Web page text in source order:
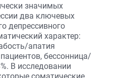
значимых
два ключевых
депрессивного
характер:
апатия
бессонница/
В исследовании